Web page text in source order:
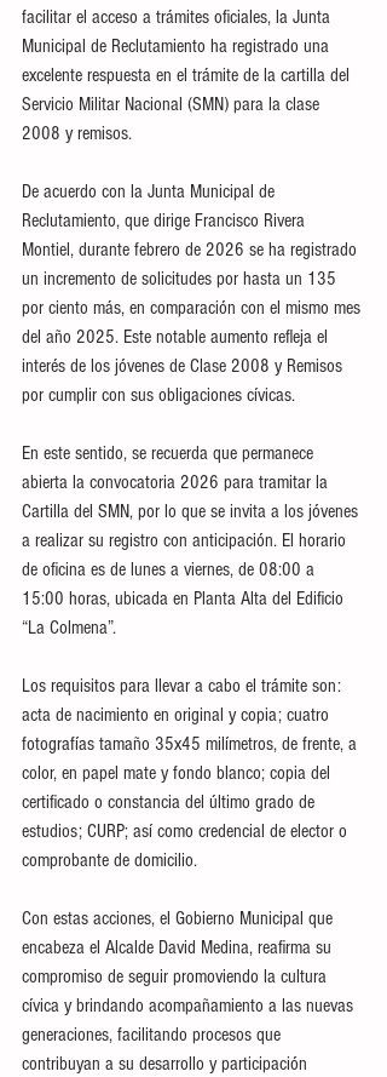
facilitar el acceso a trámites oficiales, la Junta
Municipal de Reclutamiento ha registrado una
excelente respuesta en el trámite de la cartilla del
Servicio Militar Nacional (SMN) para la clase
2008 y remisos.
De acuerdo con la Junta Municipal de
Reclutamiento, que dirige Francisco Rivera
Montiel, durante febrero de 2026 se ha registrado
un incremento de solicitudes por hasta un 135
por ciento más, en comparación con el mismo mes
del año 2025. Este notable aumento refleja el
interés de los jóvenes de Clase 2008 y Remisos
por cumplir con sus obligaciones cívicas.
En este sentido, se recuerda que permanece
abierta la convocatoria 2026 para tramitar la
Cartilla del SMN, por lo que se invita a los jóvenes
a realizar su registro con anticipación. El horario
de oficina es de lunes a viernes, de 08:00 a
15:00 horas, ubicada en Planta Alta del Edificio
“La Colmena”.
Los requisitos para llevar a cabo el trámite son:
acta de nacimiento en original y copia; cuatro
fotografías tamaño 35x45 milímetros, de frente, a
color, en papel mate y fondo blanco; copia del
certificado o constancia del último grado de
estudios; CURP; así como credencial de elector o
comprobante de domicilio.
Con estas acciones, el Gobierno Municipal que
encabeza el Alcalde David Medina, reafirma su
compromiso de seguir promoviendo la cultura
cívica y brindando acompañamiento a las nuevas
generaciones, facilitando procesos que
contribuyan a su desarrollo y participación